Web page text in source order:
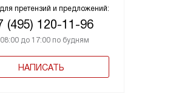
претензий и предложений:
(495) 120-11-96
до 17:00 по будням
НАПИСАТЬ